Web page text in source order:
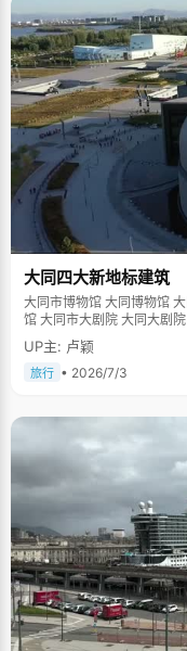
大同四大新地标建筑
大同市博物馆 大同博物馆 大同市美术馆 大同美术馆 大同市图书馆 大同图书
馆 大同市大剧院 大同大剧院
UP主: 卢颖
旅行 • 2026/7/3